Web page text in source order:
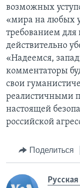
возможных
«мира на любых
требованием для
действительно
«Надеемся,
комментаторы
свои
реалистичными
настоящей
российской
Поделиться